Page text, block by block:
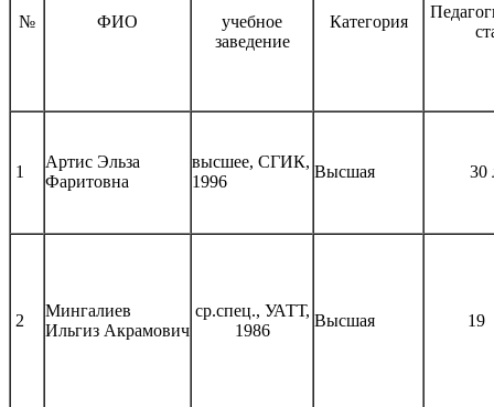
№ ФИО
учебное
заведение
Категория
1
Артис Эльза
Фаритовна
высшее, СГИК,
1996
Высшая 30
2
Мингалиев
Ильгиз Акрамович
ср.спец., УАТТ,
1986
Высшая 19